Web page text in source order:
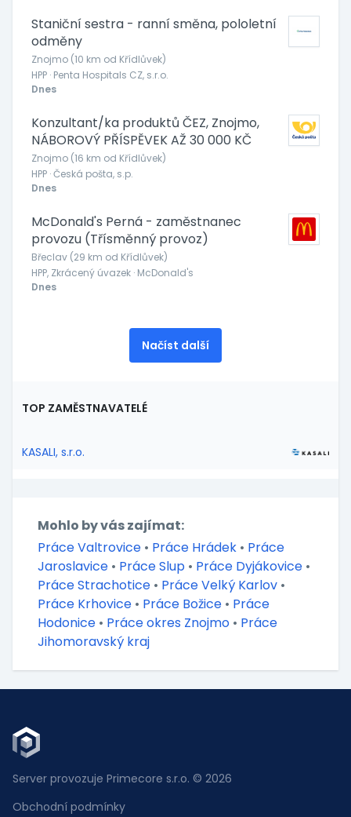
Staniční sestra - ranní směna, pololetní
odměny
Znojmo (10 km od Křídlůvek)
HPP · Penta Hospitals CZ, s.r.o.
Dnes
Konzultant/ka produktů ČEZ, Znojmo,
NÁBOROVÝ PŘÍSPĚVEK AŽ 30 000 KČ
Znojmo (16 km od Křídlůvek)
HPP · Česká pošta, s.p.
Dnes
McDonald's Perná - zaměstnanec
provozu (Třísměnný provoz)
Břeclav (29 km od Křídlůvek)
HPP, Zkrácený úvazek · McDonald's
Dnes
Načíst další
TOP ZAMĚSTNAVATELÉ
KASALI, s.r.o.
Mohlo by vás zajímat:
Práce Valtrovice • Práce Hrádek • Práce
Jaroslavice • Práce Slup • Práce Dyjákovice •
Práce Strachotice • Práce Velký Karlov •
Práce Krhovice • Práce Božice • Práce
Hodonice • Práce okres Znojmo • Práce
Jihomoravský kraj
Server provozuje Primecore s.r.o. © 2026
Obchodní podmínky